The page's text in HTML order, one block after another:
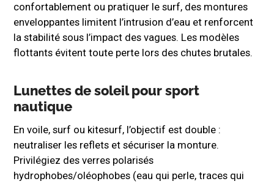
confortablement ou pratiquer le surf, des montures
enveloppantes limitent l’intrusion d’eau et renforcent
la stabilité sous l’impact des vagues. Les modèles
flottants évitent toute perte lors des chutes brutales.
Lunettes de soleil pour sport
nautique
En voile, surf ou kitesurf, l’objectif est double :
neutraliser les reflets et sécuriser la monture.
Privilégiez des verres polarisés
hydrophobes/oléophobes (eau qui perle, traces qui